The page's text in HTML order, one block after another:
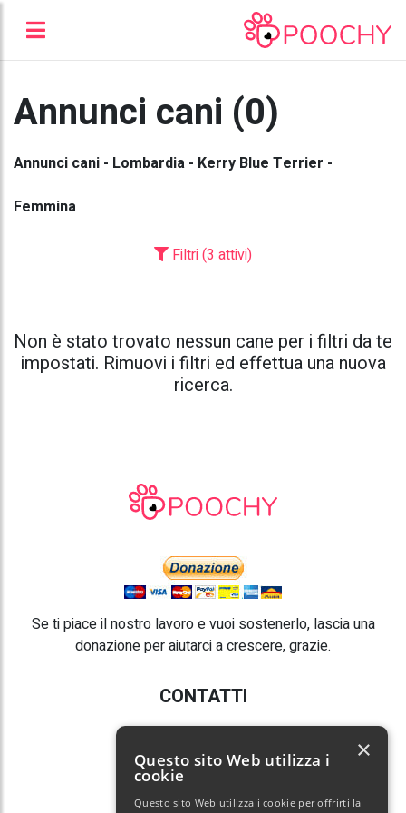
Annunci cani (0)
Annunci cani - Lombardia - Kerry Blue Terrier -
Femmina
Filtri (3 attivi)
Non è stato trovato nessun cane per i filtri da te
impostati. Rimuovi i filtri ed effettua una nuova
ricerca.
Se ti piace il nostro lavoro e vuoi sostenerlo, lascia una
donazione per aiutarci a crescere, grazie.
CONTATTI
E-mail:info@poochy.it
Questo sito Web utilizza i
cookie
Questo sito Web utilizza i cookie per offrirti la
×